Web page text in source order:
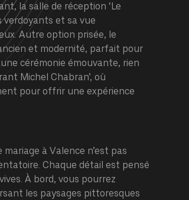
la salle de réception ‘Le
verdoyants et sa vue
Autre option prisée, le
et modernité, parfait pour
cérémonie émouvante, rien
Michel Chabran’, où
pour offrir une expérience
à Valence n’est pas
Chaque détail est pensé
À bord, vous pourrez
les paysages pittoresques